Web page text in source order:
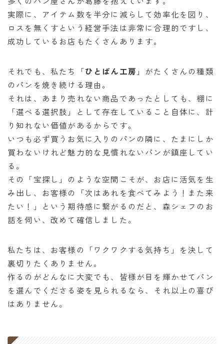
実際に、アイテム数を半分に減らして効率化を図り、
ロスを無くすという経営手法は非常に合理的ですし、
成功しているお店もたくさんあります。
それでも、私たち「ひとぱん工房 」がたくさんの種類
のパンを焼き続ける理由。
それは、あまり売れない商品であったとしても、棚に
「選べる選択肢」として存在していること自体に、計
り知れない価値があるからです。
いつも必ず買うお気に入りのパンの隣に、たまにしか
買わないけれど魅力的な見慣れないパンが鎮座してい
る。
その「宝探し」のような空間こそが、お店に活気を生
み出し、お客様の「次はあれを食べてみよう！また来
たい！」という期待感に繋がるのだと、森シェフのお
話を伺い、改めて確信しました。
私たちは、お客様の「ワクワクする気持ち」を決して
裏切りたくありません。
作るのがどんなに大変でも、皆様が目を輝かせてパン
を選んでくださる姿を見られるなら、それ以上の喜び
はありません。